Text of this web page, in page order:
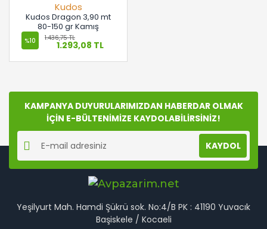
Kudos
Kudos Dragon 3,90 mt
80-150 gr Kamış
%10 1.436,75 TL
1.293,08 TL
KAMPANYA DUYURULARIMIZDAN HABERDAR OLMAK
İÇİN E-BÜLTENİMİZE KAYDOLABİLİRSİNİZ!
KAYDOL
Yeşilyurt Mah. Hamdi Şükrü sok. No:4/B PK : 41190 Yuvacık
Başiskele / Kocaeli